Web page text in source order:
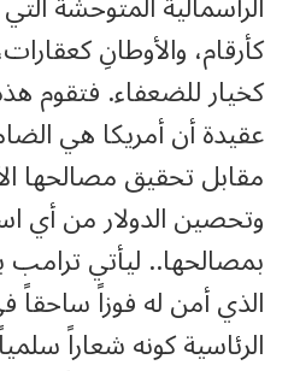
كأرقام، والأوطانِ
كخيار للضعفاء. فتقوم
عقيدة أن أمريكا هي
مقابل تحقيق مصالحها
وتحصين الدولار من أي
بمصالحها.. ليأتي ترامب
الذي أمن له فوزاً ساحقاً
الرئاسية كونه شعاراً